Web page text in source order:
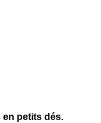
en petits dés.